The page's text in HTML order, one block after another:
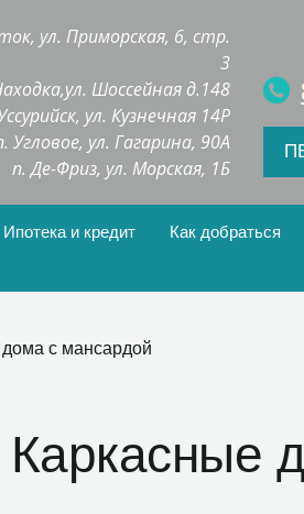
ул. Приморская, 6, стр.
3
Шоссейная д.148
ул. Кузнечная 14Р
Угловое, ул. Гагарина, 90А
п. Де-Фриз, ул. Морская, 1Б
Ипотека и кредит
Как добраться
с мансардой
Каркасные